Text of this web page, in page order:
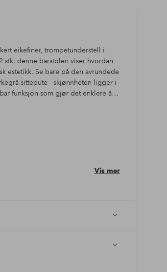
eikefiner, trompetunderstell i
stk. denne barstolen viser hvordan
estetikk. Se bare på den avrundede
sittepute - skjønnheten ligger i
funksjon som gjør det enklere å
Vis mer